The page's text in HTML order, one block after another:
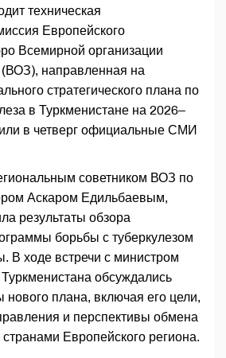
техническая
Европейского
Всемирной организации
направленная на
стратегического плана по
в Туркменистане на 2026–
в четверг официальные СМИ
советником ВОЗ по
Аскаром Едильбаевым,
результаты обзора
борьбы с туберкулезом
В ходе встречи с министром
обсуждались
нового плана, включая его цели,
и перспективы обмена
Европейского региона.